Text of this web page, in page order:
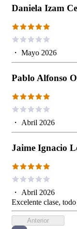
Daniela Izam
・ Mayo 2026
Pablo Alfonso
・ Abril 2026
Jaime Ignacio
・ Abril 2026
Excelente clase,
Anterior